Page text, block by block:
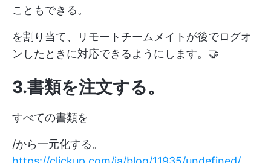
こともできる。
を割り当て、リモートチームメイトが後でログオ
ンしたときに対応できるようにします。🤝
3.書類を注文する。
すべての書類を
/から一元化する。